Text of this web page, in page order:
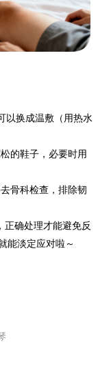
换成温敷（用热水
的鞋子，必要时用
骨科检查，排除韧
确处理才能避免反
能淡定应对啦～